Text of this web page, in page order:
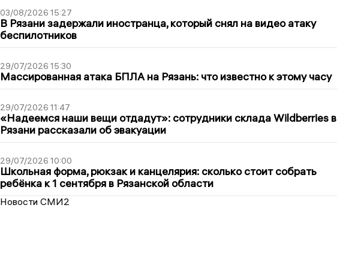
03/08/2026 15:27
В Рязани задержали иностранца, который снял на видео атаку
беспилотников
29/07/2026 15:30
Массированная атака БПЛА на Рязань: что известно к этому часу
29/07/2026 11:47
«Надеемся наши вещи отдадут»: сотрудники склада Wildberries в
Рязани рассказали об эвакуации
29/07/2026 10:00
Школьная форма, рюкзак и канцелярия: сколько стоит собрать
ребёнка к 1 сентября в Рязанской области
Новости СМИ2